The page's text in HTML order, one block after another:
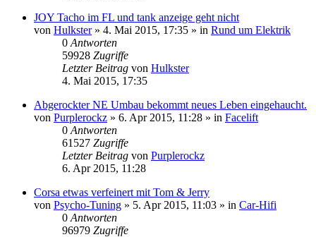
JOY Tacho im FL und tank anzeige geht nicht
von Hulkster» 4. Mai 2015, 17:35 » in Rund um Elektrik
0 Antworten
59928 Zugriffe
Letzter Beitrag von Hulkster
4. Mai 2015, 17:35
Abgerockter NE Umbau bekommt neues Leben eingehaucht.
von Purplerockz » 6. Apr 2015, 11:28 » in Facelift
0 Antworten
61527 Zugriffe
Letzter Beitrag von Purplerockz
6. Apr 2015, 11:28
Corsa etwas verfeinert mit Tom & Jerry
von Psycho-Tuning » 5. Apr 2015, 11:03 » in Car-Hifi
0 Antworten
96979 Zugriffe